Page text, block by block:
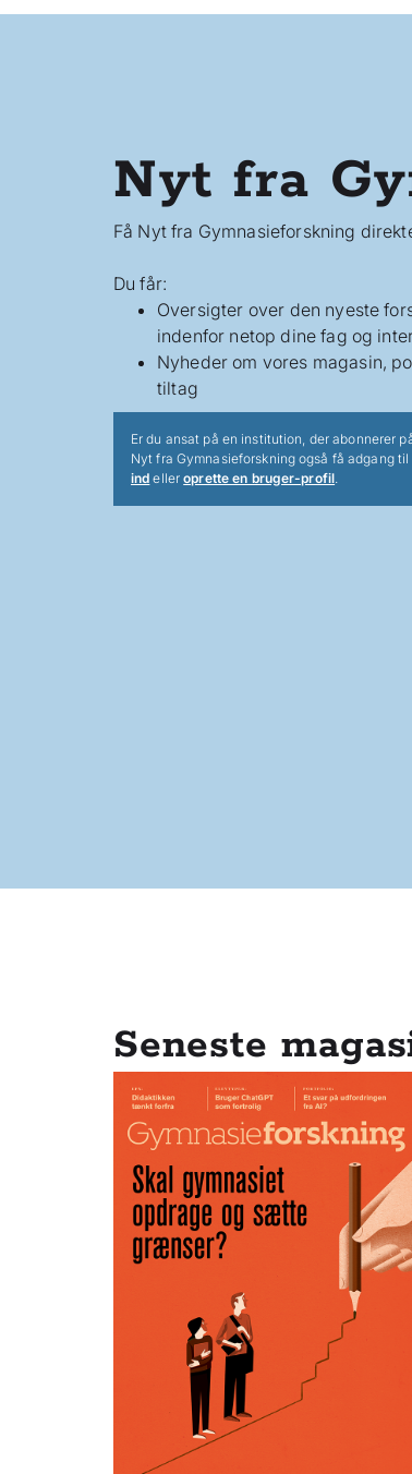
Nyt fra
Få Nyt fra Gymnasieforskning
Du får:
Oversigter over den nyeste
indenfor netop dine fag og
Nyheder om vores magasin,
tiltag
Er du ansat på en institution, der abonnerer
Nyt fra Gymnasieforskning også få adgang
ind elleroprette en bruger-profil.
Seneste